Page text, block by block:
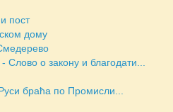
пост
дому
о закону и благодати...
браћа по Промисли...